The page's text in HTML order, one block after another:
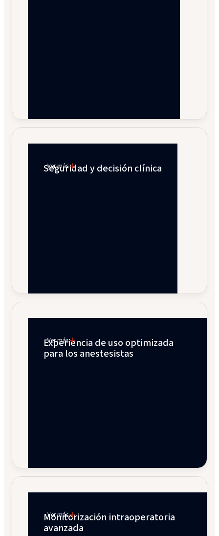
Seguridad y decisión clínica
Ver más
Experiencia de uso optimizada
para los anestesistas
Ver más
Monitorización intraoperatoria
avanzada
Ver más